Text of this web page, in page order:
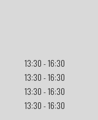
13:30 - 16:30
13:30 - 16:30
13:30 - 16:30
13:30 - 16:30